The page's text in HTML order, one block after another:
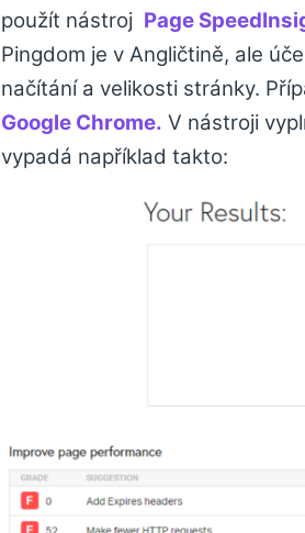
použít nástroj Page
Pingdom je v Angličtině, ale
načítání a velikosti stránky.
Google Chrome. V nástroji
vypadá například takto: